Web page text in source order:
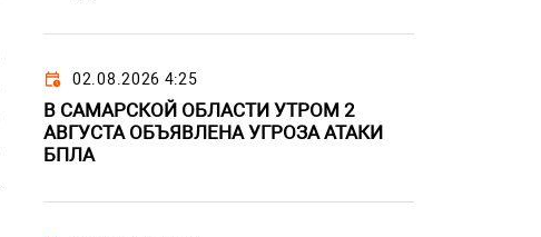
02.08.2026 4:25
В САМАРСКОЙ ОБЛАСТИ УТРОМ 2
АВГУСТА ОБЪЯВЛЕНА УГРОЗА АТАКИ
БПЛА